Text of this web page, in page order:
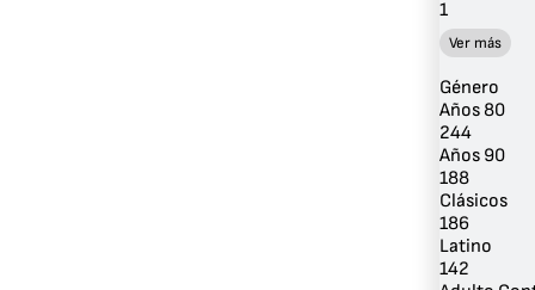
1
Ver más
Género
Años 80
244
Años 90
188
Clásicos
186
Latino
142